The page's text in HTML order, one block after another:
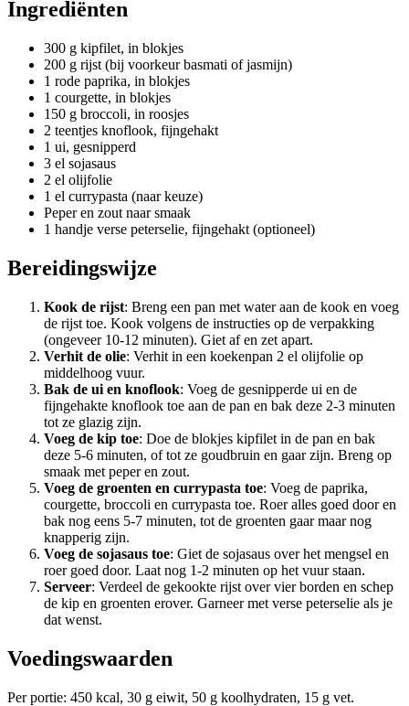
Ingrediënten
300 g kipfilet, in blokjes
200 g rijst (bij voorkeur basmati of jasmijn)
1 rode paprika, in blokjes
1 courgette, in blokjes
150 g broccoli, in roosjes
2 teentjes knoflook, fijngehakt
1 ui, gesnipperd
3 el sojasaus
2 el olijfolie
1 el currypasta (naar keuze)
Peper en zout naar smaak
1 handje verse peterselie, fijngehakt (optioneel)
Bereidingswijze
Kook de rijst: Breng een pan met water aan de kook en voeg
de rijst toe. Kook volgens de instructies op de verpakking
(ongeveer 10-12 minuten). Giet af en zet apart.
Verhit de olie: Verhit in een koekenpan 2 el olijfolie op
middelhoog vuur.
Bak de ui en knoflook: Voeg de gesnipperde ui en de
fijngehakte knoflook toe aan de pan en bak deze 2-3 minuten
tot ze glazig zijn.
Voeg de kip toe: Doe de blokjes kipfilet in de pan en bak
deze 5-6 minuten, of tot ze goudbruin en gaar zijn. Breng op
smaak met peper en zout.
Voeg de groenten en currypasta toe: Voeg de paprika,
courgette, broccoli en currypasta toe. Roer alles goed door en
bak nog eens 5-7 minuten, tot de groenten gaar maar nog
knapperig zijn.
Voeg de sojasaus toe: Giet de sojasaus over het mengsel en
roer goed door. Laat nog 1-2 minuten op het vuur staan.
Serveer: Verdeel de gekookte rijst over vier borden en schep
de kip en groenten erover. Garneer met verse peterselie als je
dat wenst.
Voedingswaarden
Per portie: 450 kcal, 30 g eiwit, 50 g koolhydraten, 15 g vet.